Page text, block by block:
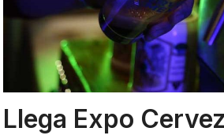
Llega Expo